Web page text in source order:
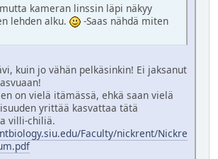
kameran linssin läpi näkyy
lehden alku.
-Saas nähdä miten
kuin jo vähän pelkäsinkin! Ei jaksanut
on vielä itämässä, ehkä saan vielä
yrittää kasvattaa tätä
villi-chiliä.
Faculty/nickrent/Nickre